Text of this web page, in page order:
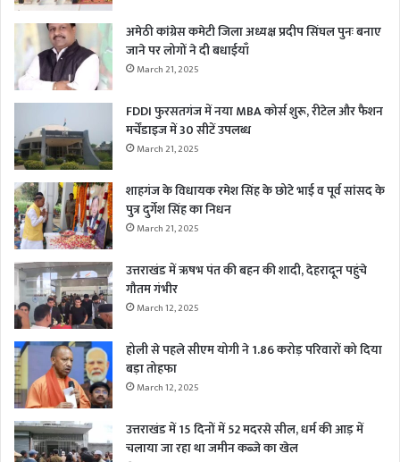
अमेठी कांग्रेस कमेटी जिला अध्यक्ष प्रदीप सिंघल पुनः बनाए
जाने पर लोगों ने दी बधाईयाँ
March 21, 2025
FDDI फुरसतगंज में नया MBA कोर्स शुरू, रीटेल और फैशन
मर्चेंडाइज में 30 सीटें उपलब्ध
March 21, 2025
शाहगंज के विधायक रमेश सिंह के छोटे भाई व पूर्व सांसद के
पुत्र दुर्गेश सिंह का निधन
March 21, 2025
उत्तराखंड में ऋषभ पंत की बहन की शादी, देहरादून पहुंचे
गौतम गंभीर
March 12, 2025
होली से पहले सीएम योगी ने 1.86 करोड़ परिवारों को दिया
बड़ा तोहफा
March 12, 2025
उत्तराखंड में 15 दिनों में 52 मदरसे सील, धर्म की आड़ में
चलाया जा रहा था जमीन कब्जे का खेल